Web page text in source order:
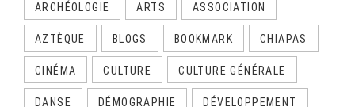
ARCHÉOLOGIE ARTS ASSOCIATION
AZTÈQUE BLOGS BOOKMARK CHIAPAS
CINÉMA CULTURE CULTURE GÉNÉRALE
DANSE DÉMOGRAPHIE DÉVELOPPEMENT